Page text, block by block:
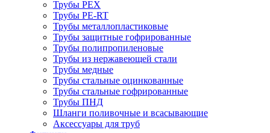
Трубы PEX
Трубы PE-RT
Трубы металлопластиковые
Трубы защитные гофрированные
Трубы полипропиленовые
Трубы из нержавеющей стали
Трубы медные
Трубы стальные оцинкованные
Трубы стальные гофрированные
Трубы ПНД
Шланги поливочные и всасывающие
Аксессуары для труб